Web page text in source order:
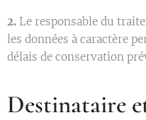
2. Le responsable du
les données à caractère
délais de conservation
Destinataire